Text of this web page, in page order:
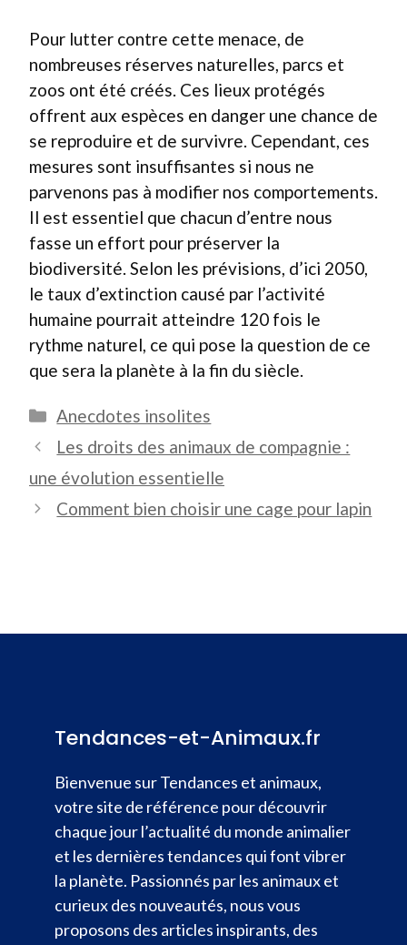
Pour lutter contre cette menace, de
nombreuses réserves naturelles, parcs et
zoos ont été créés. Ces lieux protégés
offrent aux espèces en danger une chance de
se reproduire et de survivre. Cependant, ces
mesures sont insuffisantes si nous ne
parvenons pas à modifier nos comportements.
Il est essentiel que chacun d’entre nous
fasse un effort pour préserver la
biodiversité. Selon les prévisions, d’ici 2050,
le taux d’extinction causé par l’activité
humaine pourrait atteindre 120 fois le
rythme naturel, ce qui pose la question de ce
que sera la planète à la fin du siècle.
Catégories
Anecdotes insolites
Les droits des animaux de compagnie :
une évolution essentielle
Comment bien choisir une cage pour lapin
Tendances-et-Animaux.fr
Bienvenue sur Tendances et animaux,
votre site de référence pour découvrir
chaque jour l’actualité du monde animalier
et les dernières tendances qui font vibrer
la planète. Passionnés par les animaux et
curieux des nouveautés, nous vous
proposons des articles inspirants, des